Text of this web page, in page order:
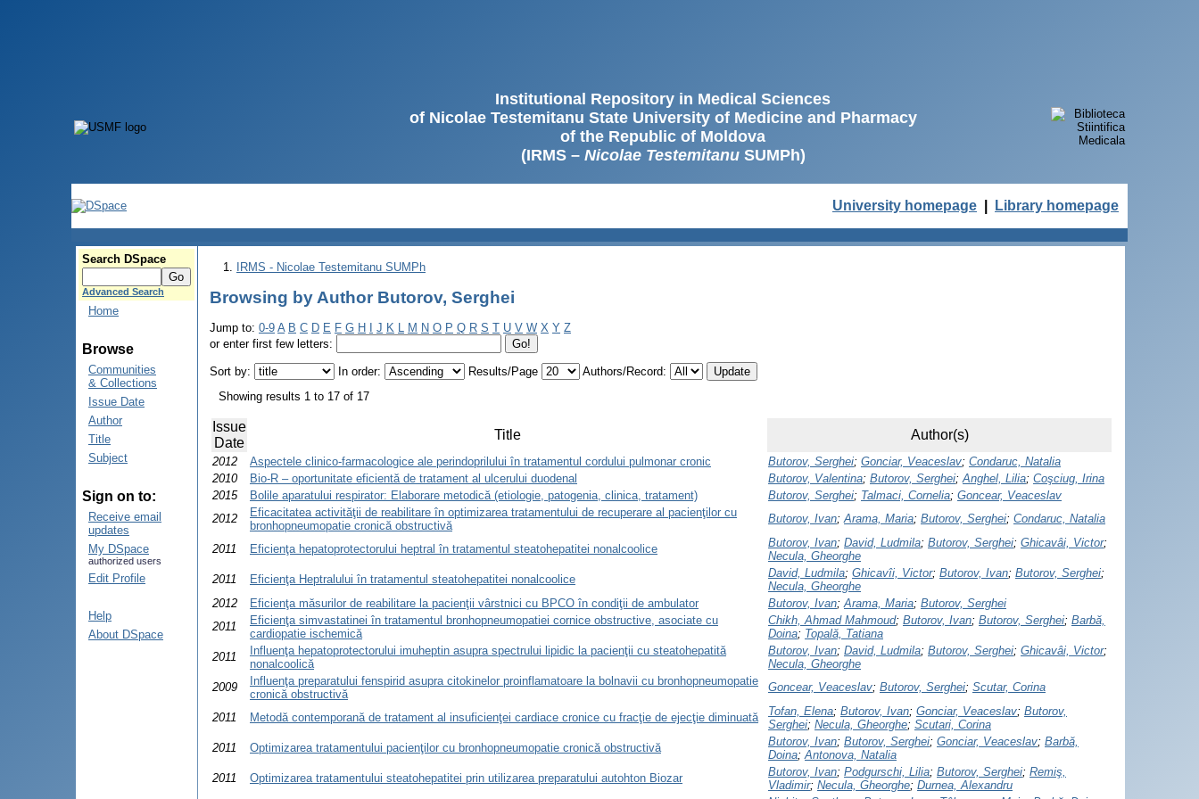
Institutional Repository in Medical Sciences
of Nicolae Testemitanu State University of Medicine and Pharmacy
of the Republic of Moldova
(IRMS – Nicolae TestemitanuSUMPh)
University homepage Library homepage
Search DSpace
Advanced Search
Home
Browse
Communities
& Collections
Issue Date
Author
Title
Subject
Sign on to:
Receive email
updates
My DSpace
authorized users
Edit Profile
Help
About DSpace
IRMS - Nicolae Testemitanu SUMPh
Browsing by Author Butorov, Serghei
Jump to: 0-9 A B C D E F G H J K L M N O P Q R S T U V W X Y Z
or enter first few letters:
Sort by: In order: Results/Page
Authors/Record:
Showing results 1 to 17 of 17
Issue
Date
Title Author(s)
2012 Aspectele clinico-farmacologice ale perindoprilului în tratamentul cordului pulmonar cronic Butorov, Serghei; Gonciar, Veaceslav; Condaruc, Natalia
2010
Bio-R – oportunitate eficientă de tratament al ulcerului duodenal Butorov, Valentina; Butorov, Serghei;Anghel, Lilia; Coşciug, Irina
2015
Bolile aparatului respirator: Elaborare metodică (etiologie, patogenia, clinica, tratament) Butorov, Serghei; Talmaci, Cornelia; Goncear, Veaceslav
2012
Eficacitatea activităţii de reabilitare în optimizarea tratamentului de recuperare al pacienţilor cu
bronhopneumopatie cronică obstructivă
Butorov, Ivan;Arama, Maria; Butorov, Serghei; Condaruc, Natalia
2011 Eficienţa hepatoprotectorului heptral în tratamentul steatohepatitei nonalcoolice Butorov, Ivan; David, Ludmila; Butorov, Serghei; Ghicavâi, Victor;
Necula, Gheorghe
2011
Eficienţa Heptralului în tratamentul steatohepatitei nonalcoolice David, Ludmila; Ghicavîi, Victor; Butorov, Ivan; Butorov, Serghei;
Necula, Gheorghe
2012
Eficienţa măsurilor de reabilitare la pacienţii vârstnici cu BPCO în condiţii de ambulator Butorov, Ivan;Arama, Maria; Butorov, Serghei
2011
Eficienţa simvastatinei în tratamentul bronhopneumopatiei cornice obstructive, asociate cu
cardiopatie ischemică
Chikh, Ahmad Mahmoud; Butorov, Ivan; Butorov, Serghei; Barbă,
Doina; Topală, Tatiana
2011
Influenţa hepatoprotectorului imuheptin asupra spectrului lipidic la pacienţii cu steatohepatită
nonalcoolică
Butorov, Ivan; David, Ludmila; Butorov, Serghei; Ghicavâi, Victor;
Necula, Gheorghe
2009
Influenţa preparatului fenspirid asupra citokinelor proinflamatoare la bolnavii cu bronhopneumopatie
cronică obstructivă
Goncear, Veaceslav; Butorov, Serghei; Scutar, Corina
2011 Metodă contemporană de tratament al insuficienţei cardiace cronice cu fracţie de ejecţie diminuată Tofan, Elena; Butorov, Ivan; Gonciar, Veaceslav; Butorov,
Serghei; Necula, Gheorghe; Scutari, Corina
2011
Optimizarea tratamentului pacienţilor cu bronhopneumopatie cronică obstructivă Butorov, Ivan; Butorov, Serghei; Gonciar, Veaceslav; Barbă,
Doina;Antonova, Natalia
2011
Optimizarea tratamentului steatohepatitei prin utilizarea preparatului autohton Biozar Butorov, Ivan; Podgurschi, Lilia; Butorov, Serghei; Remiş,
Vladimir; Necula, Gheorghe; Durnea, Alexandru